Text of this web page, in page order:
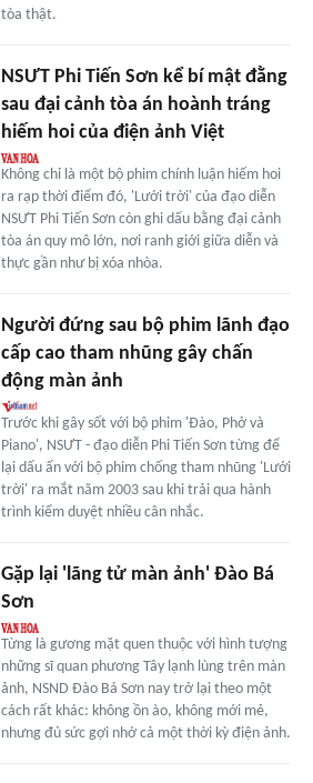
tòa thật.
NSƯT Phi Tiến Sơn kể bí mật đằng
sau đại cảnh tòa án hoành tráng
hiếm hoi của điện ảnh Việt
Không chỉ là một bộ phim chính luận hiếm hoi
ra rạp thời điểm đó, 'Lưới trời' của đạo diễn
NSƯT Phi Tiến Sơn còn ghi dấu bằng đại cảnh
tòa án quy mô lớn, nơi ranh giới giữa diễn và
thực gần như bị xóa nhòa.
Người đứng sau bộ phim lãnh đạo
cấp cao tham nhũng gây chấn
động màn ảnh
Trước khi gây sốt với bộ phim 'Đào, Phở và
Piano', NSƯT - đạo diễn Phi Tiến Sơn từng để
lại dấu ấn với bộ phim chống tham nhũng 'Lưới
trời' ra mắt năm 2003 sau khi trải qua hành
trình kiểm duyệt nhiều cân nhắc.
Gặp lại 'lãng tử màn ảnh' Đào Bá
Sơn
Từng là gương mặt quen thuộc với hình tượng
những sĩ quan phương Tây lạnh lùng trên màn
ảnh, NSND Đào Bá Sơn nay trở lại theo một
cách rất khác: không ồn ào, không mới mẻ,
nhưng đủ sức gợi nhớ cả một thời kỳ điện ảnh.